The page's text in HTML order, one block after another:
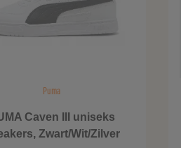
Puma
Caven III uniseks
Zwart/Wit/Zilver